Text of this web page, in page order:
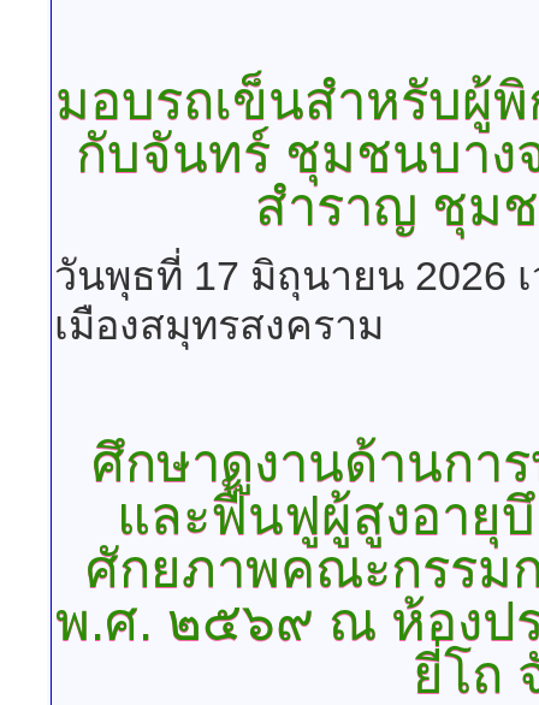
มอบรถเข็นสำหรับผู้
กับจันทร์ ชุมชนบาง
สำราญ ชุม
วันพุธที่ 17 มิถุนายน 2026
เมืองสมุทรสงคราม
ศึกษาดูงานด้านกา
และฟื้นฟูผู้สูงอายุ
ศักยภาพคณะกรรม
พ.ศ. ๒๕๖๙ ณ ห้องป
ยี่โถ